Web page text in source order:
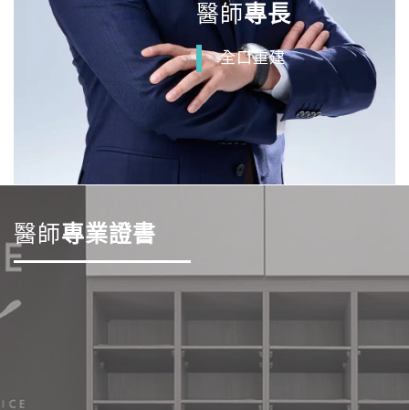
醫師專長
全口重建
醫師專業證書